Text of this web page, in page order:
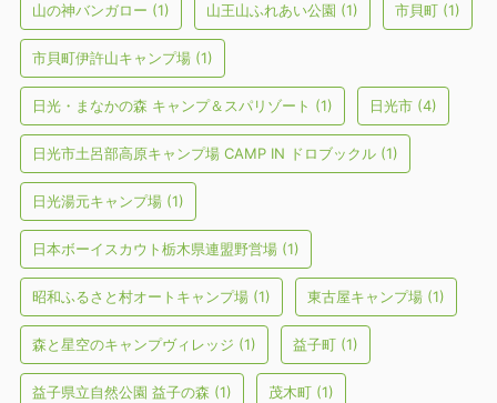
山の神バンガロー (1) 山王山ふれあい公園 (1) 市貝町 (1)
市貝町伊許山キャンプ場 (1)
日光・まなかの森 キャンプ＆スパリゾート (1) 日光市 (4)
日光市土呂部高原キャンプ場 CAMP IN ドロブックル (1)
日光湯元キャンプ場 (1)
日本ボーイスカウト栃木県連盟野営場 (1)
昭和ふるさと村オートキャンプ場 (1) 東古屋キャンプ場 (1)
森と星空のキャンプヴィレッジ (1) 益子町 (1)
益子県立自然公園 益子の森 (1) 茂木町 (1)